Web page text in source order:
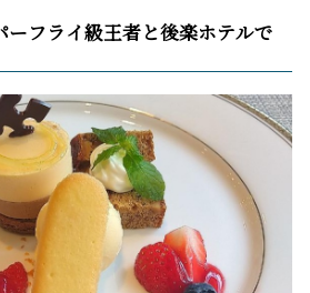
フライ級王者と後楽ホテルで